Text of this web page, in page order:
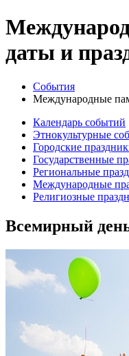
даты и
События
Международные
Календарь событий
Этнокультурные
Городские
Государственные
Региональные
Международные
Религиозные
Всемирный